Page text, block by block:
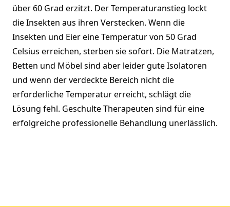
über 60 Grad erzitzt. Der Temperaturanstieg lockt
die Insekten aus ihren Verstecken. Wenn die
Insekten und Eier eine Temperatur von 50 Grad
Celsius erreichen, sterben sie sofort. Die Matratzen,
Betten und Möbel sind aber leider gute Isolatoren
und wenn der verdeckte Bereich nicht die
erforderliche Temperatur erreicht, schlägt die
Lösung fehl. Geschulte Therapeuten sind für eine
erfolgreiche professionelle Behandlung unerlässlich.